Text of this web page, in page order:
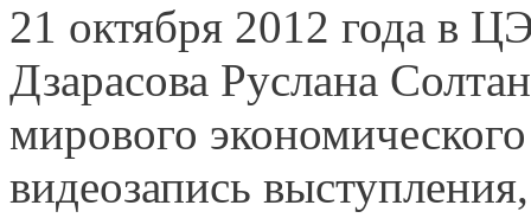
21 октября 2012 года в
Дзарасова Руслана
мирового
видеозапись